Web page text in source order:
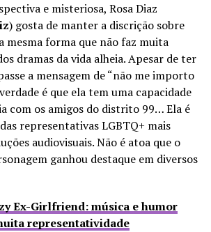
e misteriosa, Rosa Diaz
) gosta de manter a discrição sobre
mesma forma que não faz muita
dramas da vida alheia. Apesar de ter
a mensagem de “não me importo
é que ela tem uma capacidade
com os amigos do distrito 99… Ela é
representativas LGBTQ+ mais
audiovisuais. Não é atoa que o
ganhou destaque em diversos
Ex-Girlfriend: música e humor
representatividade